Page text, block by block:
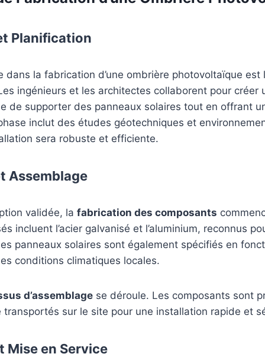
Planification
dans la fabrication d’une ombrière photovoltaïque
ingénieurs et les architectes collaborent pour créer
de supporter des panneaux solaires tout en offrant
inclut des études géotechniques et
sera robuste et efficiente.
Assemblage
validée, la fabrication des composants
incluent l’acier galvanisé et l’aluminium, reconnus
panneaux solaires sont également spécifiés en
conditions climatiques locales.
d’assemblage se déroule. Les composants sont
transportés sur le site pour une installation rapide et
Mise en Service